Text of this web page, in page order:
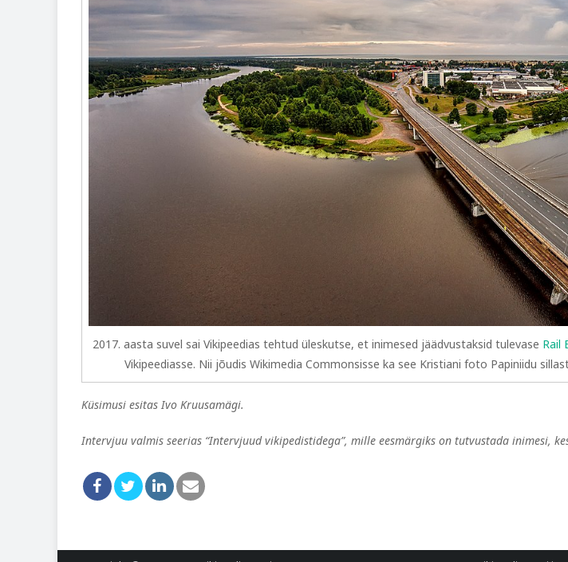
2017. aasta suvel sai Vikipeedias tehtud üleskutse, et inimesed jäädvustaksid tulevase Rail
Vikipeediasse. Nii jõudis Wikimedia Commonsisse ka see Kristiani foto Papiniidu
Küsimusi esitas Ivo Kruusamägi.
Intervjuu valmis seerias “Intervjuud vikipedistidega”, mille eesmärgiks on tutvustada inimesi,